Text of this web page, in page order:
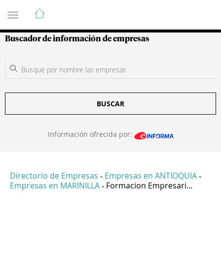
Guía de Empresas Colombianas
Buscador de información de empresas
BUSCAR
Información ofrecida por:
Directorio de Empresas - Empresas en ANTIOQUIA -
Empresas en MARINILLA - Formacion Empresari...